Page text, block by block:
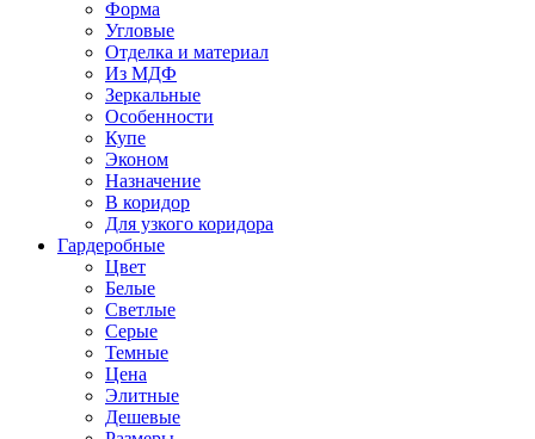
Форма
Угловые
Отделка и материал
Из МДФ
Зеркальные
Особенности
Купе
Эконом
Назначение
В коридор
Для узкого коридора
Гардеробные
Цвет
Белые
Светлые
Серые
Темные
Цена
Элитные
Дешевые